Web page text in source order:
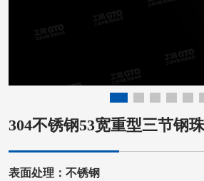
304不锈钢53宽重型三节钢
表面处理：不锈钢